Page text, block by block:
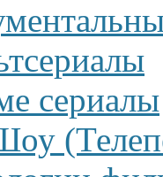
сериалы